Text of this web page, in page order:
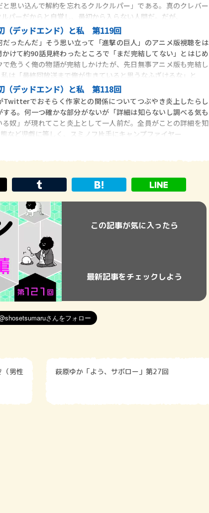
思い込んで解約を忘れるクルクルパー」である。真のクレバー
パーだからと自覚し、最初から入らない人間だ。だが、
デッドエンド）と私 第119回
だったんだ」そう思い立って「進撃の巨人」のアニメ版視聴をは
かけて約90話見終わったところで「まだ完結してない」とはじめ
危うく俺の物語が完結しかけたが、先日無事アニメ版も完結し
は「最終回放送まで俺が生きていると思うなふざけるな」と
デッドエンド）と私 第118回
Twitterでおそらく作家との関係についてつぶやき炎上したらし
る。何一つ確かな部分がないが「詳細は知らないし調べる気も
奴」が現れてこと炎上として一人前だ。全員がことの詳細を知
など児戯に等しく、スミノフ片手にキャンプファイヤー
この記事が気に入ったら
最新記事をチェックしよう
（男性
萩原ゆか「よう、サボロー」第27回